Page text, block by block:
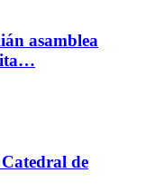
asamblea
de